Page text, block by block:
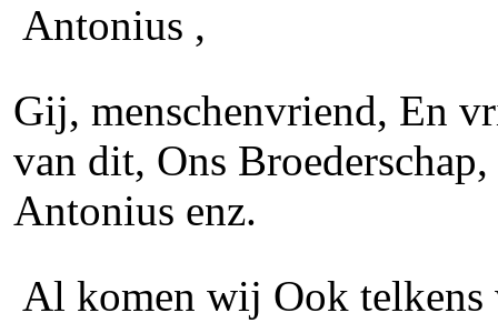
Antonius ,
Gij, menschenvriend, En
van dit, Ons
Antonius enz.
Al komen wij Ook telkens